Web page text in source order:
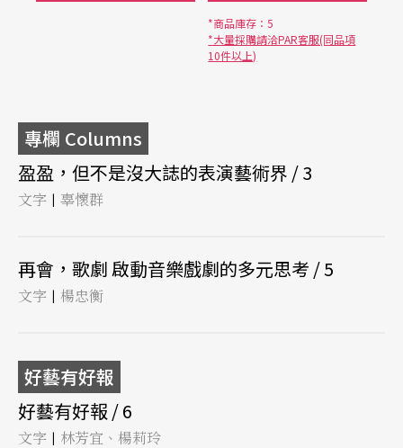
*商品庫存：5
*大量採購請洽PAR客服(同品項
10件以上)
專欄 Columns
盈盈，但不是沒大誌的表演藝術界 / 3
文字 | 辜懷群
再會，歌劇 啟動音樂戲劇的多元思考 / 5
文字 | 楊忠衡
好藝有好報
好藝有好報 / 6
文字 | 林芳宜、楊莉玲